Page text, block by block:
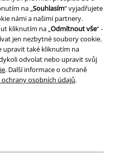
na „Souhlasím“ vyjadřujete
námi a našimi partnery.
kliknutím na „Odmítnout vše“ -
jen nezbytné soubory cookie.
upravit také kliknutím na
odvolat nebo upravit svůj
. Další informace o ochraně
ochrany osobních údajů.
prostředí